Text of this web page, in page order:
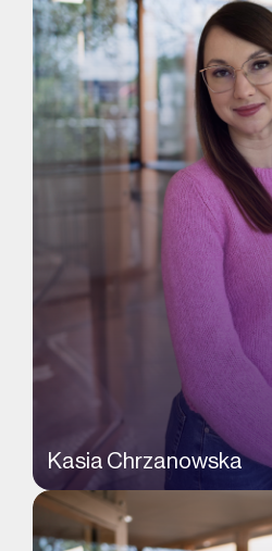
Kasia Chrzanowska